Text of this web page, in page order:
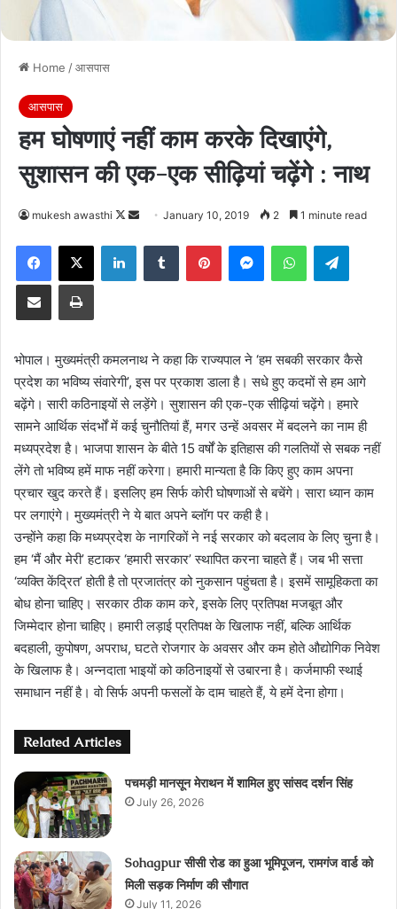
Home /आसपास
आसपास
हम घोषणाएं नहीं काम करके दिखाएंगे,
सुशासन की एक-एक सीढ़ियां चढ़ेंगे : नाथ
mukesh awasthi
Follow
Send
email
January 10, 2019 2 1 minute read
Facebook
X LinkedInTumblr PinterestMessengerWhatsApp
Share via Email Print
भोपाल। मुख्यमंत्री कमलनाथ ने कहा कि राज्यपाल ने ‘हम सबकी सरकार कैसे
प्रदेश का भविष्य संवारेगी’, इस पर प्रकाश डाला है। सधे हुए कदमों से हम आगे
बढ़ेंगे। सारी कठिनाइयों से लड़ेंगे। सुशासन की एक-एक सीढ़ियां चढ़ेंगे। हमारे
सामने आर्थिक संदर्भों में कई चुनौतियां हैं, मगर उन्हें अवसर में बदलने का नाम ही
मध्यप्रदेश है। भाजपा शासन के बीते 15 वर्षों के इतिहास की गलतियों से सबक नहीं
लेंगे तो भविष्य हमें माफ नहीं करेगा। हमारी मान्यता है कि किए हुए काम अपना
प्रचार खुद करते हैं। इसलिए हम सिर्फ कोरी घोषणाओं से बचेंगे। सारा ध्यान काम
पर लगाएंगे। मुख्यमंत्री ने ये बात अपने ब्लॉग पर कही है।
उन्होंने कहा कि मध्यप्रदेश के नागरिकों ने नई सरकार को बदलाव के लिए चुना है।
हम ‘मैं और मेरी’ हटाकर ‘हमारी सरकार’ स्थापित करना चाहते हैं। जब भी सत्ता
‘व्यक्ति केंद्रित’ होती है तो प्रजातंत्र को नुकसान पहुंचता है। इसमें सामूहिकता का
बोध होना चाहिए। सरकार ठीक काम करे, इसके लिए प्रतिपक्ष मजबूत और
जिम्मेदार होना चाहिए। हमारी लड़ाई प्रतिपक्ष के खिलाफ नहीं, बल्कि आर्थिक
बदहाली, कुपोषण, अपराध, घटते रोजगार के अवसर और कम होते औद्योगिक निवेश
के खिलाफ है। अन्नदाता भाइयों को कठिनाइयों से उबारना है। कर्जमाफी स्थाई
समाधान नहीं है। वो सिर्फ अपनी फसलों के दाम चाहते हैं, ये हमें देना होगा।
Related Articles
पचमड़ी मानसून मेराथन में शामिल हुए सांसद दर्शन सिंह
July 26, 2026
Sohagpur सीसी रोड का हुआ भूमिपूजन, रामगंज वार्ड को
मिली सड़क निर्माण की सौगात
July 11, 2026